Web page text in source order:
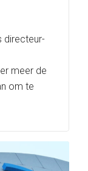
directeur-
meer de
om te